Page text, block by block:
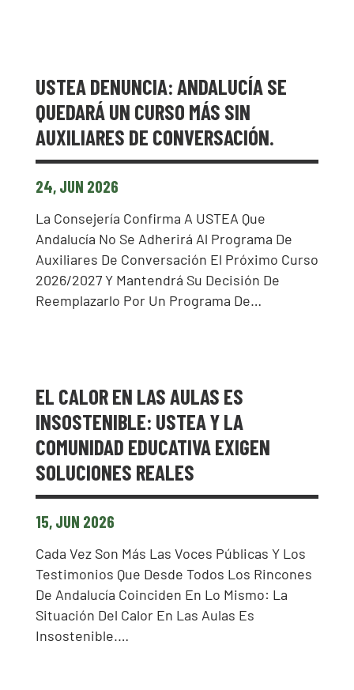
USTEA DENUNCIA: ANDALUCÍA SE
QUEDARÁ UN CURSO MÁS SIN
AUXILIARES DE CONVERSACIÓN.
24, JUN 2026
La Consejería Confirma A USTEA Que
Andalucía No Se Adherirá Al Programa De
Auxiliares De Conversación El Próximo Curso
2026/2027 Y Mantendrá Su Decisión De
Reemplazarlo Por Un Programa De…
EL CALOR EN LAS AULAS ES
INSOSTENIBLE: USTEA Y LA
COMUNIDAD EDUCATIVA EXIGEN
SOLUCIONES REALES
15, JUN 2026
Cada Vez Son Más Las Voces Públicas Y Los
Testimonios Que Desde Todos Los Rincones
De Andalucía Coinciden En Lo Mismo: La
Situación Del Calor En Las Aulas Es
Insostenible.…